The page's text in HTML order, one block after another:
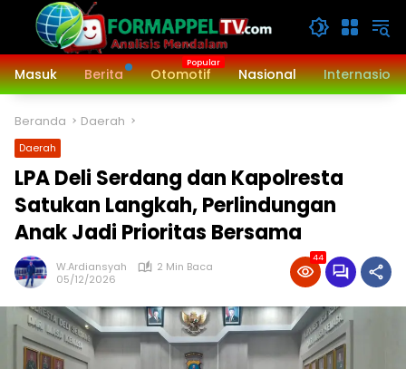
Langsung
konten
Masuk
Berita Otomotif Nasional
Beranda Daerah
Daerah
LPA Deli Serdang dan Kapolresta
Satukan Langkah, Perlindungan
Anak Jadi Prioritas Bersama
W.Ardiansyah
2 Min Baca
05/12/2026
44